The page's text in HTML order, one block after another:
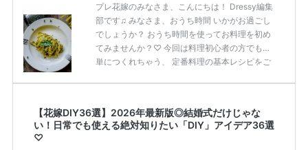
む
プレ花嫁のみなさま、こんにちは！ Dressy編集
部です♫ みなさま、おうち時間 いかがお過ごし
でしょうか？ おうち時間を使ってお料理を初め
てみませんか？♡ 今回は料理初心者の方でも簡
単につくれちゃう、 定番料理の基本レシピをご
昔から結婚前に 『花嫁修業』を行い、 主婦とし
て必要な家事や所作のスキルを学ぶ という方が
【花嫁DIY36選】2026年最新版◎結婚式だけじゃな
い！日常でも使える絶対知りたい「DIY」アイデア36選
♡